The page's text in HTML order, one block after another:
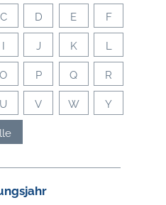
C D E F
I J K L
O P Q R
U V W Y